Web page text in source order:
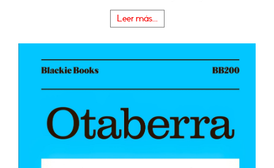
Leer más...